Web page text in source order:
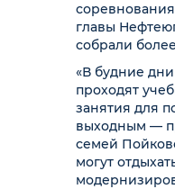
главы
собрали
«В будние
проходят
занятия для
выходным —
семей
могут